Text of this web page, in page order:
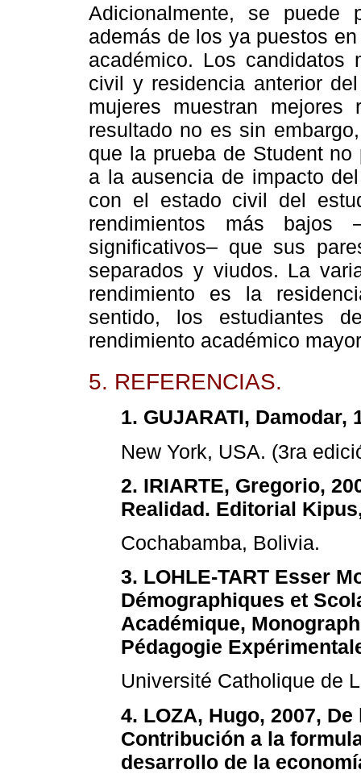
Adicionalmente, se puede
además de los ya puestos
académico. Los candidatos
civil y residencia anterior
mujeres muestran mejores
resultado no es sin
que la prueba de Student
a la ausencia de impacto
con el estado civil del
rendimientos más bajos
significativos– que sus
separados y viudos. La
rendimiento es la
sentido, los estudiantes
rendimiento académico
5. REFERENCIAS.
1. GUJARATI,
New York, USA. (3ra
2. IRIARTE, Gregorio,
Realidad. Editorial
Cochabamba, Bolivia.
3. LOHLE-TART Esser
Démographiques et
Académique,
Pédagogie
Université Catholique de
4. LOZA, Hugo, 2007,
Contribución a la
desarrollo de la